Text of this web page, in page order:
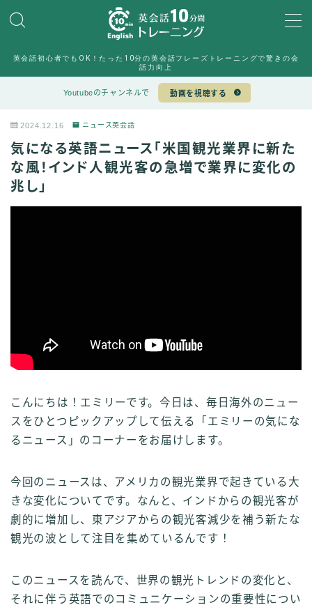
英会話初心者でもOK！たった10分の英会話フレーズトレーニングで驚きの会
話力向上
10min English運営チーム
Sample Page
デモプリセット記事 #6
プライバシーポリシー
プライバシーポリシー
利用規約／特定商取引法に基づく表記
有料記事の決済完了ページ
Youtubeのチャンネルで 動画を視聴する
2024.12.16 ニュース英会話
気になる英語ニュース「米国観光業界に新た
な風！インド人観光客の急増で業界に変化の
兆し」
こんにちは！エミリーです。今日は、毎日海外のニュー
スをひとつピックアップして伝える「エミリーの気にな
るニュース」のコーナーをお届けします。
今回のニュースは、アメリカの観光業界で起きている大
きな変化についてです。なんと、インドからの観光客が
劇的に増加し、東アジアからの観光客減少を補う新たな
観光の波として注目を集めているんです！
このニュースを読んで、世界の観光トレンドの変化と、
それに伴う英語でのコミュニケーションの重要性につい